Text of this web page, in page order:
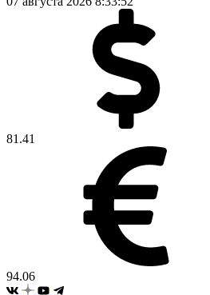
81.41
94.06